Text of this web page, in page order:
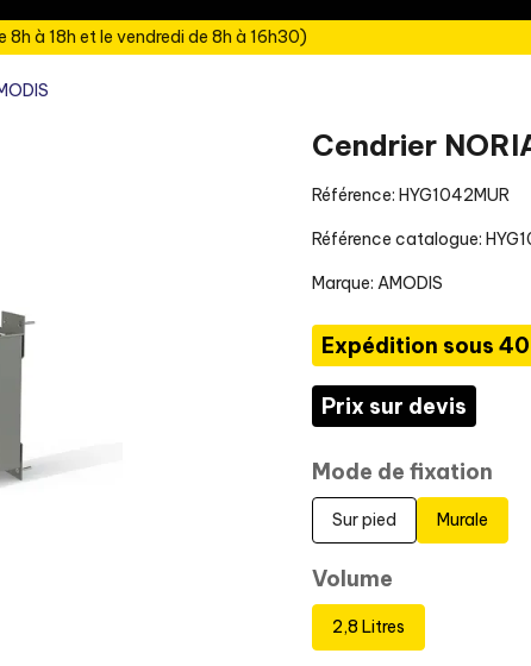
à 18h et le vendredi de 8h à 16h30)
Cendrier
Référence: HYG1042MUR
Référence catalogue:
Marque: AMODIS
Expédition sous
Prix sur devis
Mode de fixation
Sur pied Murale
Volume
2,8 Litres